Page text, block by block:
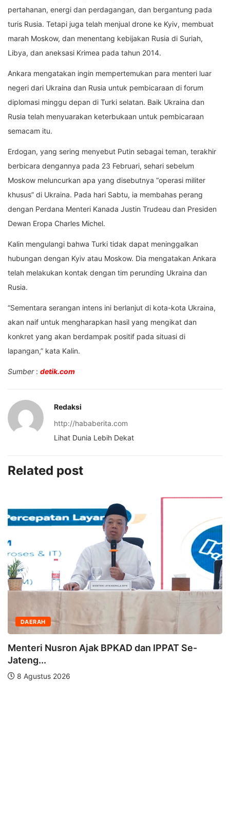
pertahanan, energi dan perdagangan, dan bergantung pada
turis Rusia. Tetapi juga telah menjual drone ke Kyiv, membuat
marah Moskow, dan menentang kebijakan Rusia di Suriah,
Libya, dan aneksasi Krimea pada tahun 2014.
Ankara mengatakan ingin mempertemukan para menteri luar
negeri dari Ukraina dan Rusia untuk pembicaraan di forum
diplomasi minggu depan di Turki selatan. Baik Ukraina dan
Rusia telah menyuarakan keterbukaan untuk pembicaraan
semacam itu.
Erdogan, yang sering menyebut Putin sebagai teman, terakhir
berbicara dengannya pada 23 Februari, sehari sebelum
Moskow meluncurkan apa yang disebutnya “operasi militer
khusus” di Ukraina. Pada hari Sabtu, ia membahas perang
dengan Perdana Menteri Kanada Justin Trudeau dan Presiden
Dewan Eropa Charles Michel.
Kalin mengulangi bahwa Turki tidak dapat meninggalkan
hubungan dengan Kyiv atau Moskow. Dia mengatakan Ankara
telah melakukan kontak dengan tim perunding Ukraina dan
Rusia.
“Sementara serangan intens ini berlanjut di kota-kota Ukraina,
akan naif untuk mengharapkan hasil yang mengikat dan
konkret yang akan berdampak positif pada situasi di
lapangan,” kata Kalin.
Sumber: detik.com
Redaksi
http://hababerita.com
Lihat Dunia Lebih Dekat
Related post
DAERAH
Menteri Nusron Ajak BPKAD dan IPPAT Se-
Jateng...
8 Agustus 2026